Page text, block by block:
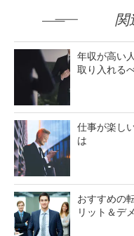
関
年収が高い
取り入れる
仕事が楽し
は
おすすめの
リット＆デ